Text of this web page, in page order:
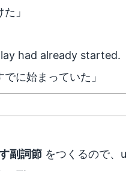
」
had already started.
に始まっていた」
副詞節 をつくるので